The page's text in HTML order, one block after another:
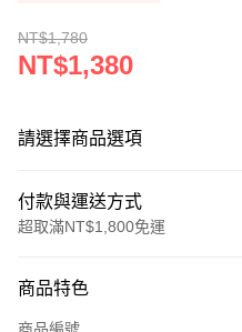
NT$1,780
NT$1,380
請選擇商品選項
付款與運送方式
超取滿NT$1,800免運
信用卡一次付款
商品特色